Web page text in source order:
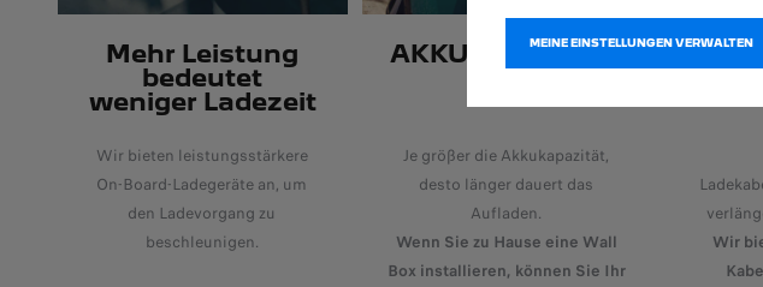
Mehr Leistung
bedeutet
weniger Ladezeit
AKKUKAPAZITÄT
Wir bieten leistungsstärkere
On-Board-Ladegeräte an, um
den Ladevorgang zu
beschleunigen.
Je größer die Akkukapazität,
desto länger dauert das
Aufladen.
Wenn Sie zu Hause eine Wall
Box installieren, können Sie Ihr
Wir
MEINE EINSTELLUNGEN VERWALTEN